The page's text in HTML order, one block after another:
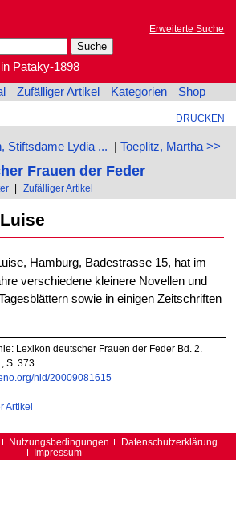
Erweiterte Suche
Pataky-1898
Zufälliger Artikel Kategorien Shop
DRUCKEN
Stiftsdame Lydia ... | Toeplitz, Martha >>
Frauen der Feder
| Zufälliger Artikel
Hamburg, Badestrasse 15, hat im
verschiedene kleinere Novellen und
sowie in einigen Zeitschriften
Lexikon deutscher Frauen der Feder Bd. 2.
S. 373.
nid/20009081615
Artikel
Nutzungsbedingungen
Datenschutzerklärung
Impressum